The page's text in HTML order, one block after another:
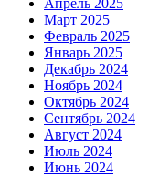
Март 2025
Февраль 2025
Январь 2025
Декабрь 2024
Ноябрь 2024
Октябрь 2024
Сентябрь 2024
Август 2024
Июль 2024
Июнь 2024